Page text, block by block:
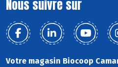
Nous suivre sur
Votre magasin Biocoop